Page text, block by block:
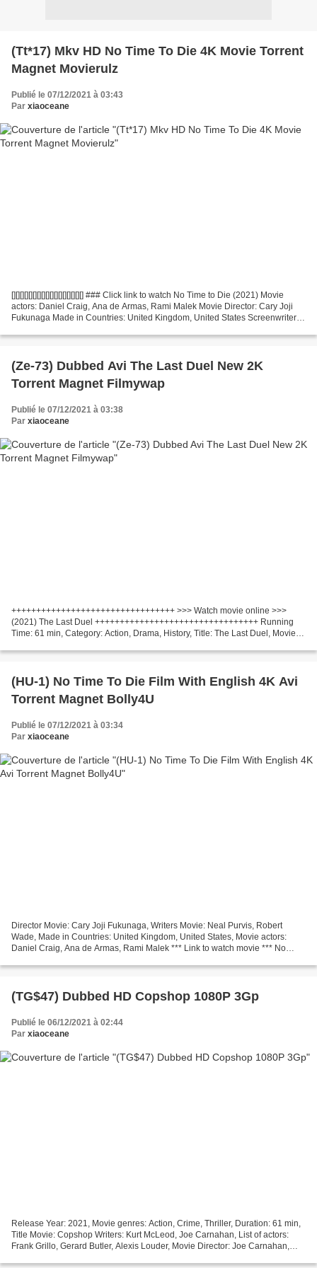
(Tt*17) Mkv HD No Time To Die 4K Movie Torrent
Magnet Movierulz
Publié le 07/12/2021 à 03:43
Par xiaoceane
[][][][][][][][][][][][][][][][][] ### Click link to watch No Time to Die (2021) Movie
actors: Daniel Craig, Ana de Armas, Rami Malek Movie Director: Cary Joji
Fukunaga Made in Countries: United Kingdom, United States Screenwriter:
(Ze-73) Dubbed Avi The Last Duel New 2K
Torrent Magnet Filmywap
Publié le 07/12/2021 à 03:38
Par xiaoceane
+++++++++++++++++++++++++++++++++ >>> Watch movie online >>>
(2021) The Last Duel +++++++++++++++++++++++++++++++++ Running
Time: 61 min, Category: Action, Drama, History, Title: The Last Duel, Movie
(HU-1) No Time To Die Film With English 4K Avi
Torrent Magnet Bolly4U
Publié le 07/12/2021 à 03:34
Par xiaoceane
Director Movie: Cary Joji Fukunaga, Writers Movie: Neal Purvis, Robert
Wade, Made in Countries: United Kingdom, United States, Movie actors:
Daniel Craig, Ana de Armas, Rami Malek *** Link to watch movie *** No
(TG$47) Dubbed HD Copshop 1080P 3Gp
Publié le 06/12/2021 à 02:44
Par xiaoceane
Release Year: 2021, Movie genres: Action, Crime, Thriller, Duration: 61 min,
Title Movie: Copshop Writers: Kurt McLeod, Joe Carnahan, List of actors:
Frank Grillo, Gerard Butler, Alexis Louder, Movie Director: Joe Carnahan,